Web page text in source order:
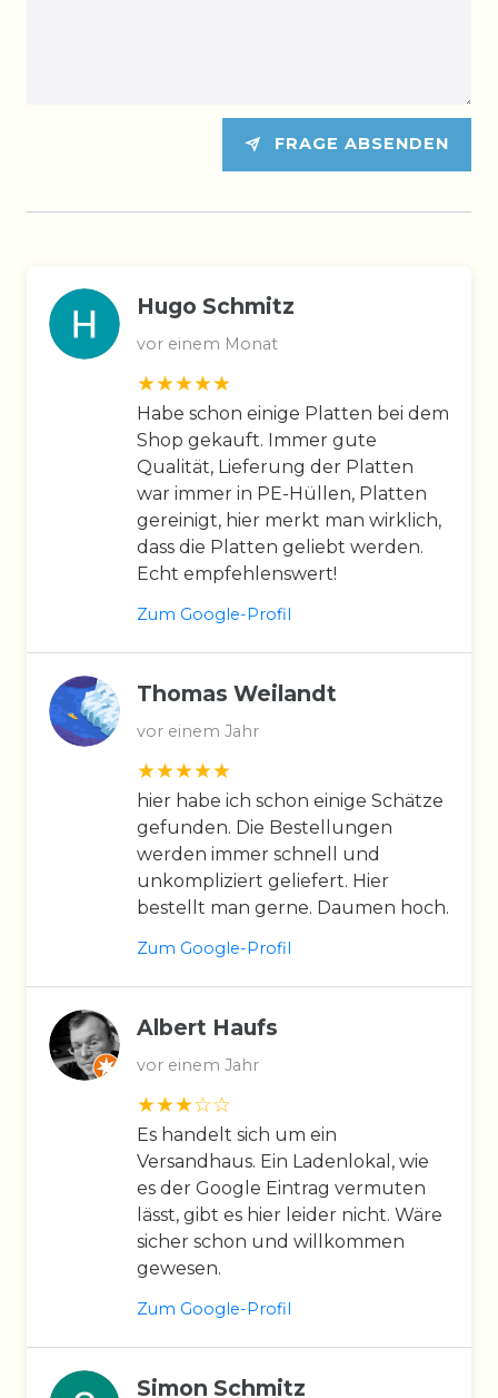
FRAGE ABSENDEN
Hugo Schmitz
vor einem Monat
Habe schon einige Platten bei dem
Shop gekauft. Immer gute
Qualität, Lieferung der Platten
war immer in PE-Hüllen, Platten
gereinigt, hier merkt man wirklich,
dass die Platten geliebt werden.
Echt empfehlenswert!
Zum Google-Profil
Thomas Weilandt
vor einem Jahr
hier habe ich schon einige Schätze
gefunden. Die Bestellungen
werden immer schnell und
unkompliziert geliefert. Hier
bestellt man gerne. Daumen hoch.
Zum Google-Profil
Albert Haufs
vor einem Jahr
Es handelt sich um ein
Versandhaus. Ein Ladenlokal, wie
es der Google Eintrag vermuten
lässt, gibt es hier leider nicht. Wäre
sicher schon und willkommen
gewesen.
Zum Google-Profil
Simon Schmitz